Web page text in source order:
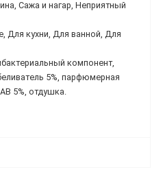
Сажа и нагар, Неприятный
Для кухни, Для ванной, Для
компонент,
5%, парфюмерная
5%, отдушка.